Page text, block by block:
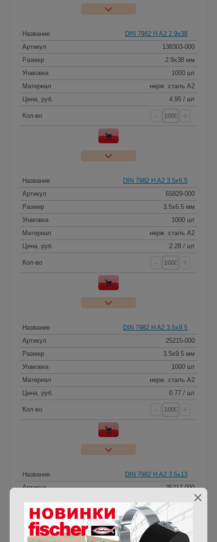
Название
DIN 7982 H A2 2.9x38
Артикул
138303-000
Размер
2.9x38 мм
Упаковка
1000 шт
Материал
нерж. сталь A2
Цена, руб.
4.95 / шт
Кол-во
Название
DIN 7982 H A2 3.5x6.5
Артикул
65829-000
Размер
3.5x6.5 мм
Упаковка
1000 шт
Материал
нерж. сталь A2
Цена, руб.
2.28 / шт
Кол-во
Название
DIN 7982 H A2 3.5x9.5
Артикул
25215-000
Размер
3.5x9.5 мм
Упаковка
1000 шт
Материал
нерж. сталь A2
Цена, руб.
0.77 / шт
Кол-во
Название
DIN 7982 H A2 3.5x13
Артикул
25217-000
3.5x13 мм
Упаковка
1000 шт
Материал
нерж. сталь A2
Цена, руб.
0.54 / шт